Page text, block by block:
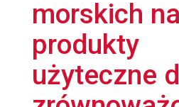
morskich na
produkty
użyteczne